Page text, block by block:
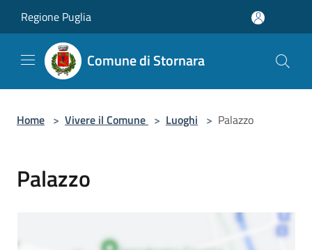
Regione Puglia
Comune di Stornara
Home > Vivere il Comune > Luoghi > Palazzo
Palazzo